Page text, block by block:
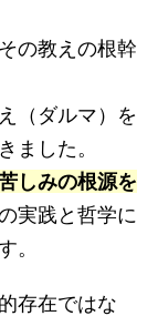
の教えの根幹
（ダルマ）を
ました。
しみの根源を
実践と哲学に
。
存在ではな